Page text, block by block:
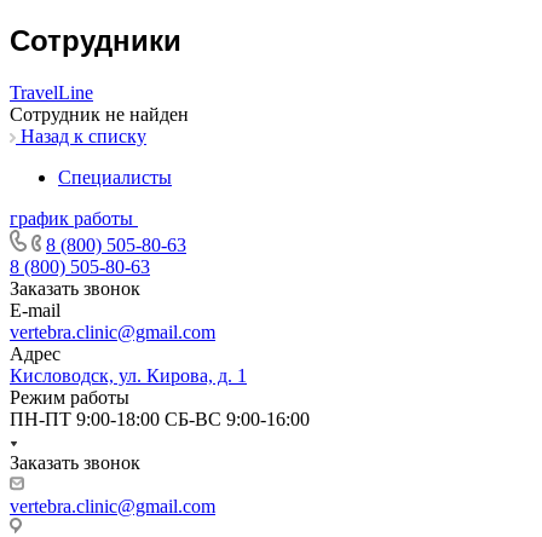
Сотрудники
TravelLine
Cотрудник не найден
Назад к списку
Специалисты
график работы
8 (800) 505-80-63
8 (800) 505-80-63
Заказать звонок
E-mail
vertebra.clinic@gmail.com
Адрес
Кисловодск, ул. Кирова, д. 1
Режим работы
ПН-ПТ 9:00-18:00 СБ-ВС 9:00-16:00
Заказать звонок
vertebra.clinic@gmail.com